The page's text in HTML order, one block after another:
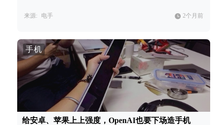
来源: 电手 2个月前
手机
给安卓、苹果上上强度，OpenAI也要下场造手机